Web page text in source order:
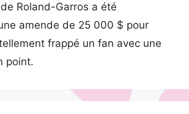
Roland-Garros a été
amende de 25 000 $ pour
frappé un fan avec une
point.